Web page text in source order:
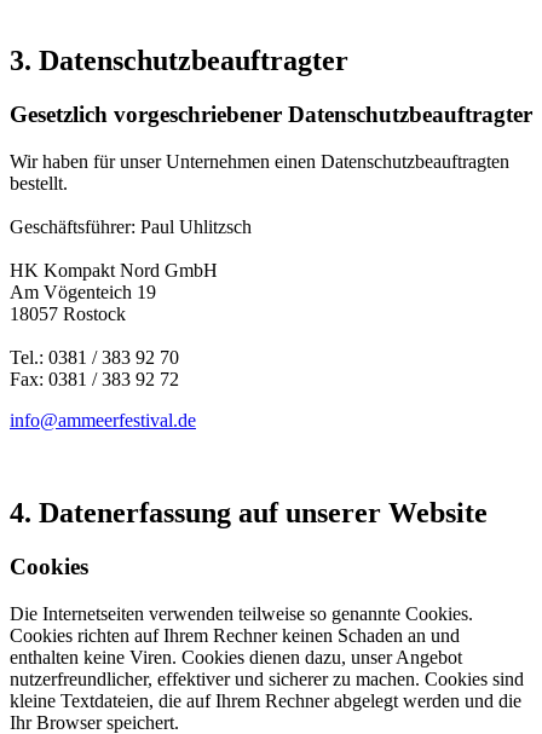
3. Datenschutzbeauftragter
Gesetzlich vorgeschriebener Datenschutzbeauftragter
Wir haben für unser Unternehmen einen Datenschutzbeauftragten
bestellt.
Geschäftsführer: Paul Uhlitzsch
HK Kompakt Nord GmbH
Am Vögenteich 19
18057 Rostock
Tel.: 0381 / 383 92 70
Fax: 0381 / 383 92 72
info@ammeerfestival.de
4. Datenerfassung auf unserer Website
Cookies
Die Internetseiten verwenden teilweise so genannte Cookies.
Cookies richten auf Ihrem Rechner keinen Schaden an und
enthalten keine Viren. Cookies dienen dazu, unser Angebot
nutzerfreundlicher, effektiver und sicherer zu machen. Cookies sind
kleine Textdateien, die auf Ihrem Rechner abgelegt werden und die
Ihr Browser speichert.